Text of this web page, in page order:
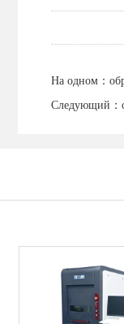
На одном：
Следующий：